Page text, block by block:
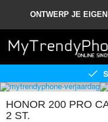
ONTWERP JE
HONOR 200 PRO
2 ST.